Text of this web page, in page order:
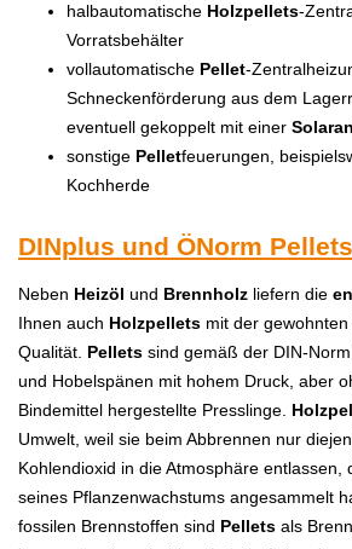
halbautomatische Holzpellets-
Vorratsbehälter
vollautomatische Pellet-
Schneckenförderung aus dem
eventuell gekoppelt mit einer
sonstige Pelletfeuerungen,
Kochherde
DINplus und ÖNorm
Neben Heizöl und Brennholz liefern die
Ihnen auch Holzpellets mit der
Qualität. Pellets sind gemäß der DIN-
und Hobelspänen mit hohem Druck, aber
Bindemittel hergestellte Presslinge. H
Umwelt, weil sie beim Abbrennen nur
Kohlendioxid in die Atmosphäre entlassen,
seines Pflanzenwachstums angesammelt
fossilen Brennstoffen sind Pellets als